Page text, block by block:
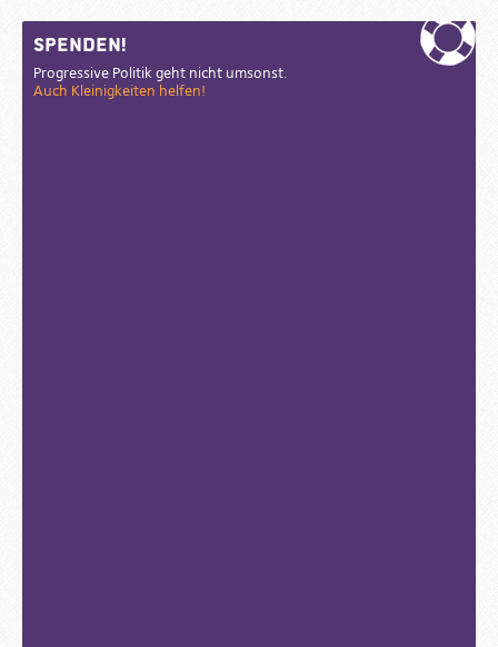
Sidebar
Spenden!
Progressive Politik geht nicht umsonst.
Auch Kleinigkeiten helfen!